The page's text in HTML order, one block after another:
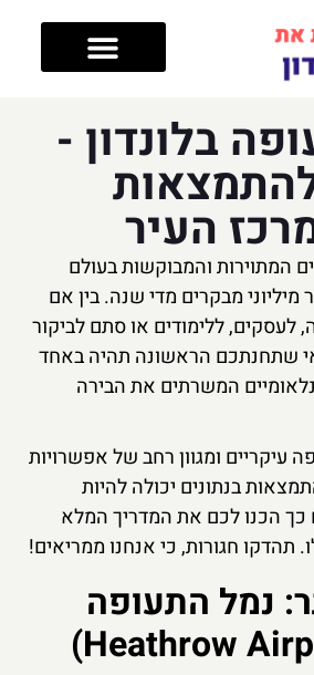
בלונדון -
העיר
המתוירות והמבוקשות בעולם
מיליוני מבקרים מדי שנה. בין אם
לעסקים, ללימודים או סתם לביקור
שתחנתכם הראשונה תהיה באחד
המשרתים את הבירה
עיקריים ומגוון רחב של אפשרויות
בנתונים יכולה להיות
הכנו לכם את המדריך המלא
חגורות, כי אנחנו ממריאים!
נמל התעופה